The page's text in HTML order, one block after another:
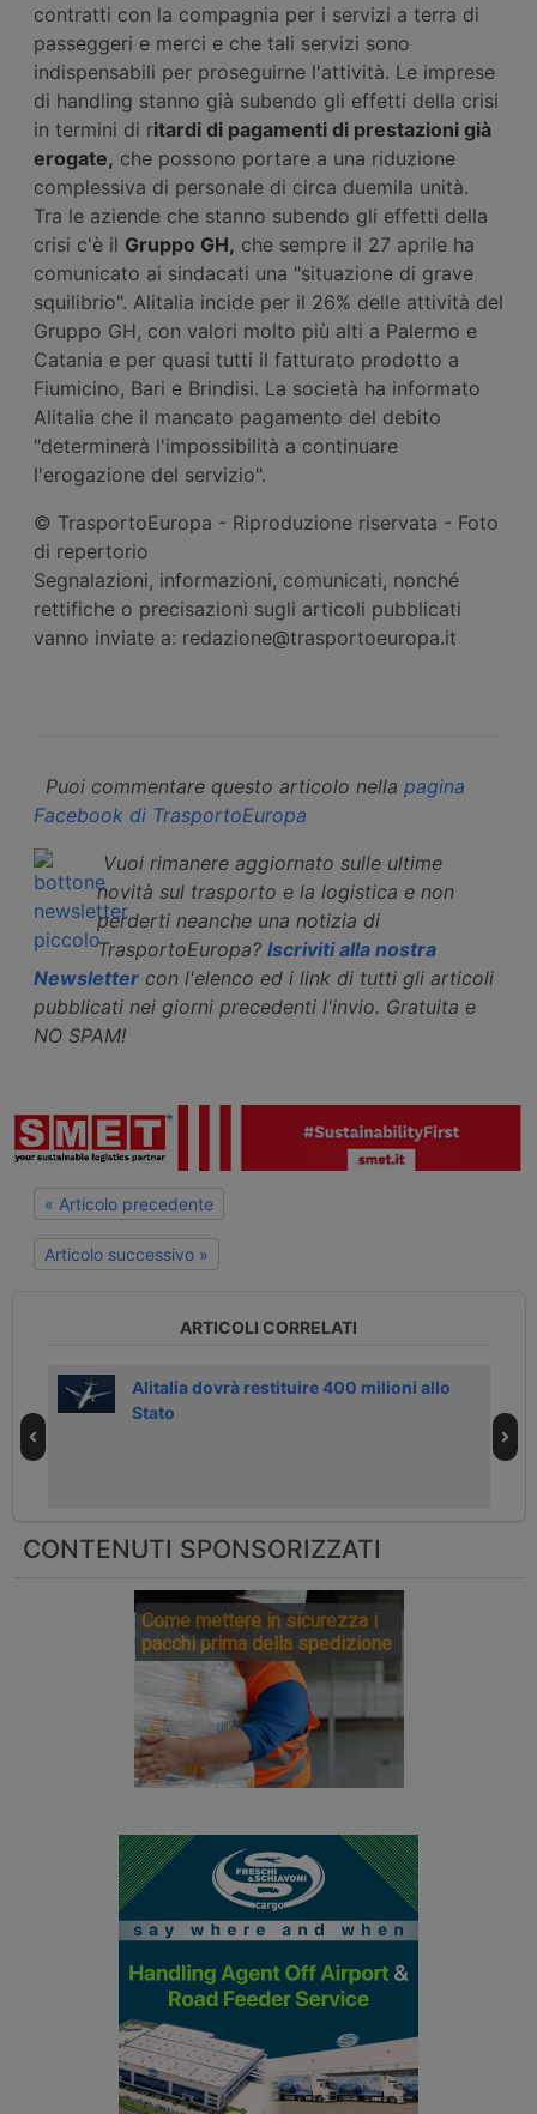
contratti con la compagnia per i servizi a terra di
passeggeri e merci e che tali servizi sono
indispensabili per proseguirne l'attività. Le imprese
di handling stanno già subendo gli effetti della crisi
in termini di ritardi di pagamenti di prestazioni già
erogate, che possono portare a una riduzione
complessiva di personale di circa duemila unità.
Tra le aziende che stanno subendo gli effetti della
crisi c'è il Gruppo GH, che sempre il 27 aprile ha
comunicato ai sindacati una "situazione di grave
squilibrio". Alitalia incide per il 26% delle attività del
Gruppo GH, con valori molto più alti a Palermo e
Catania e per quasi tutti il fatturato prodotto a
Fiumicino, Bari e Brindisi. La società ha informato
Alitalia che il mancato pagamento del debito
"determinerà l'impossibilità a continuare
l'erogazione del servizio".
© TrasportoEuropa - Riproduzione riservata - Foto
di repertorio
Segnalazioni, informazioni, comunicati, nonché
rettifiche o precisazioni sugli articoli pubblicati
vanno inviate a: redazione@trasportoeuropa.it
Puoi commentare questo articolo nella pagina
Facebook di TrasportoEuropa
Vuoi rimanere aggiornato sulle ultime
novità sul trasporto e la logistica e non
perderti neanche una notizia di
TrasportoEuropa? Iscriviti alla nostra
Newsletter con l'elenco ed i link di tutti gli articoli
pubblicati nei giorni precedenti l'invio. Gratuita e
NO SPAM!
« Articolo precedente
Articolo successivo »
ARTICOLI CORRELATI
Alitalia dovrà restituire 400 milioni allo
Stato
CONTENUTI SPONSORIZZATI
Come mettere in sicurezza i
pacchi prima della spedizione